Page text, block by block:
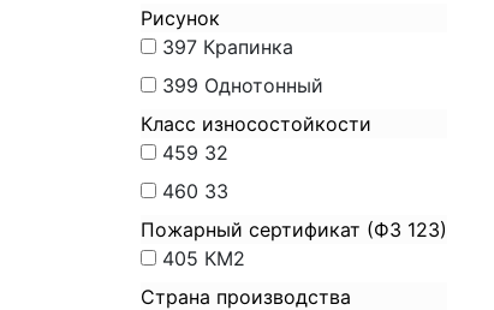
Рисунок
397 Крапинка
399 Однотонный
Класс износостойкости
459 32
460 33
Пожарный сертификат (ФЗ 123)
405 КМ2
Страна производства